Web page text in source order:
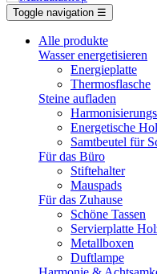
Toggle navigation ☰
Alle produkte
Wasser energetisieren
Energieplatte​
Thermosflasche
Steine aufladen
Energetische
Samtbeutel für
Für das Büro
Stiftehalter
Mauspads
Für das Zuhause
Schöne Tassen
Servierplatte
Metallboxen
Duftlampe